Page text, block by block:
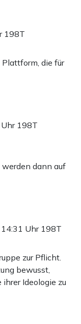
198T
die für
198T
dann auf
Uhr 198T
zur Pflicht.
bewusst,
ihrer Ideologie zu